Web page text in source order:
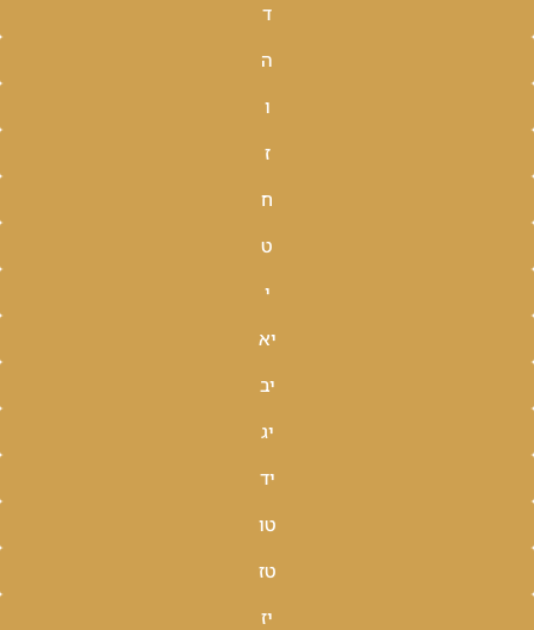
ד
ה
ו
ז
ח
ט
י
יא
יב
יג
יד
טו
טז
יז